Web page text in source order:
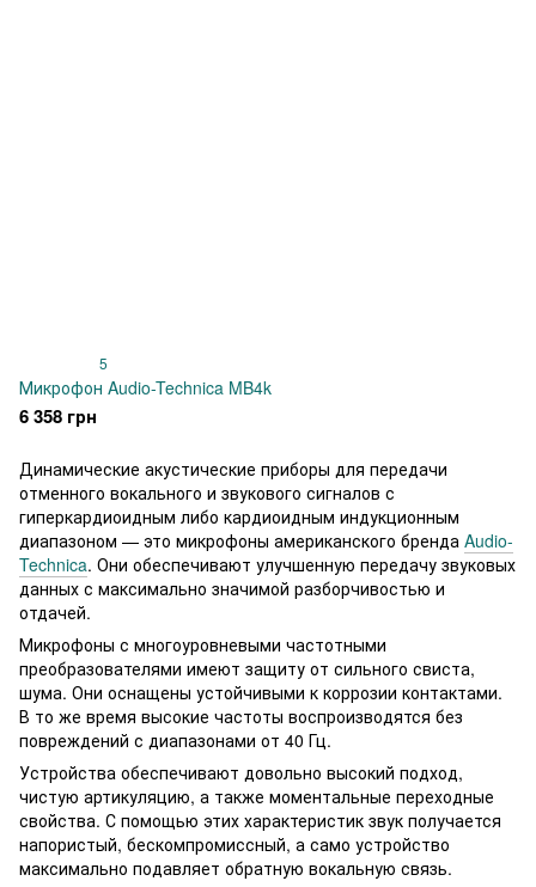
5
Микрофон Audio-Technica MB4k
6 358 грн
Динамические акустические приборы для передачи
отменного вокального и звукового сигналов с
гиперкардиоидным либо кардиоидным индукционным
диапазоном — это микрофоны американского бренда Audio-
Technica. Они обеспечивают улучшенную передачу звуковых
данных с максимально значимой разборчивостью и
отдачей.
Микрофоны с многоуровневыми частотными
преобразователями имеют защиту от сильного свиста,
шума. Они оснащены устойчивыми к коррозии контактами.
В то же время высокие частоты воспроизводятся без
повреждений с диапазонами от 40 Гц.
Устройства обеспечивают довольно высокий подход,
чистую артикуляцию, а также моментальные переходные
свойства. С помощью этих характеристик звук получается
напористый, бескомпромиссный, а само устройство
максимально подавляет обратную вокальную связь.